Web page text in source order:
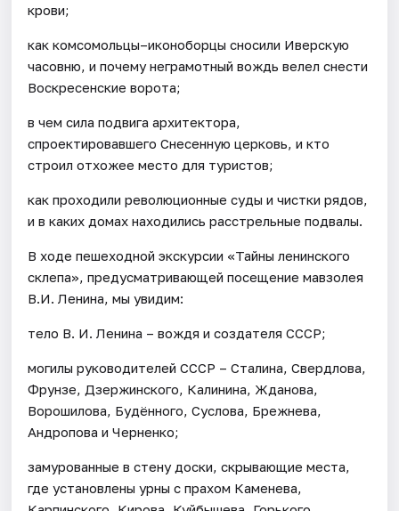
крови;
как комсомольцы–иконоборцы сносили Иверскую
часовню, и почему неграмотный вождь велел снести
Воскресенские ворота;
в чем сила подвига архитектора,
спроектировавшего Снесенную церковь, и кто
строил отхожее место для туристов;
как проходили революционные суды и чистки рядов,
и в каких домах находились расстрельные подвалы.
В ходе пешеходной экскурсии «Тайны ленинского
склепа», предусматривающей посещение мавзолея
В.И. Ленина, мы увидим:
тело В. И. Ленина – вождя и создателя СССР;
могилы руководителей СССР – Сталина, Свердлова,
Фрунзе, Дзержинского, Калинина, Жданова,
Ворошилова, Будённого, Суслова, Брежнева,
Андропова и Черненко;
замурованные в стену доски, скрывающие места,
где установлены урны с прахом Каменева,